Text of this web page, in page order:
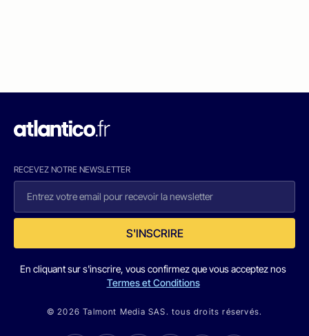
RECEVEZ NOTRE NEWSLETTER
S'INSCRIRE
En cliquant sur s'inscrire, vous confirmez que vous acceptez nos
Termes et Conditions
© 2026 Talmont Media SAS. tous droits réservés.